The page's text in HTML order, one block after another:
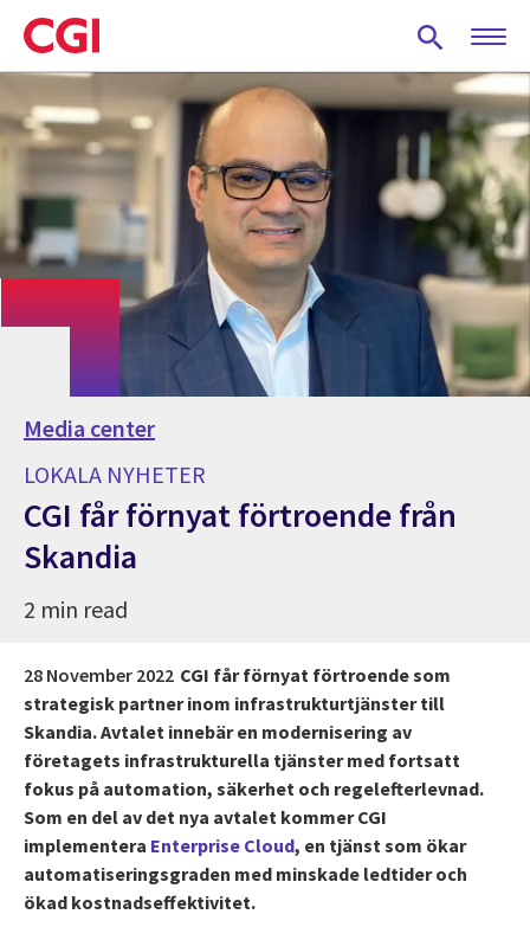
Skip
to
main
content
Media center
LOKALA NYHETER
CGI får förnyat förtroende från
Skandia
2 min read
28 November 2022 CGI får förnyat förtroende som
strategisk partner inom infrastrukturtjänster till
Skandia. Avtalet innebär en modernisering av
företagets infrastrukturella tjänster med fortsatt
fokus på automation, säkerhet och regelefterlevnad.
Som en del av det nya avtalet kommer CGI
implementera Enterprise Cloud, en tjänst som ökar
automatiseringsgraden med minskade ledtider och
ökad kostnadseffektivitet.